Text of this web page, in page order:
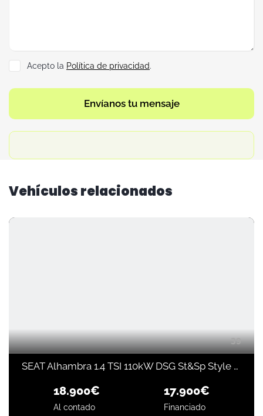
Acepto la Política de privacidad.
Envíanos tu mensaje
Vehículos relacionados
39
SEAT Alhambra 1.4 TSI 110kW DSG St&Sp Style GO
18.900€
Al contado
17.900€
Financiado